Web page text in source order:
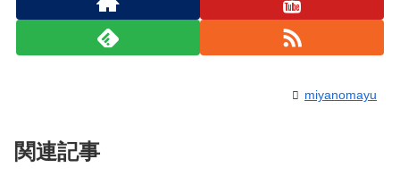
miyanomayu
関連記事